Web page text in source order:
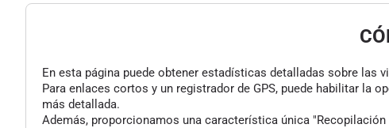
En esta página puede obtener estadísticas detalladas sobre las
Para enlaces cortos y un registrador de GPS, puede habilitar la
más detallada.
Además, proporcionamos una característica única